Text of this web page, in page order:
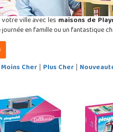
ville avec lesmaisons de
en famille ou un fantastique
Moins Cher| Plus Cher|